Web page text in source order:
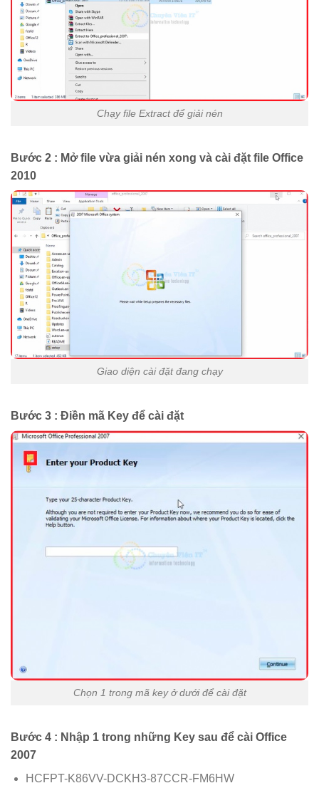
Chạy file Extract để giải nén
Bước 2 : Mở file vừa giải nén xong và cài đặt file Office
2010
Giao diện cài đặt đang chạy
Bước 3 : Điền mã Key để cài đặt
Chọn 1 trong mã key ở dưới để cài đặt
Bước 4 : Nhập 1 trong những Key sau để cài Office
2007
HCFPT-K86VV-DCKH3-87CCR-FM6HW